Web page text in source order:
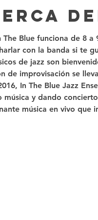
The Blue funciona de 8 a
con la banda si te
de jazz son
de improvisación se
In The Blue Jazz
música y dando
música en vivo que